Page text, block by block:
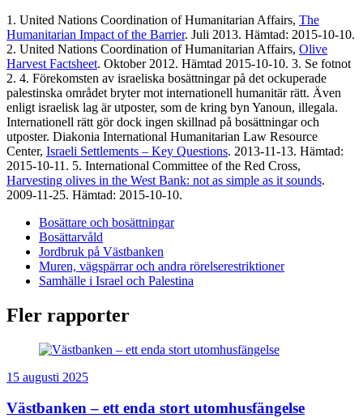
1. United Nations Coordination of Humanitarian Affairs, The
Humanitarian Impact of the Barrier. Juli 2013. Hämtad: 2015-10-10.
2. United Nations Coordination of Humanitarian Affairs, Olive
Harvest Factsheet. Oktober 2012. Hämtad 2015-10-10. 3. Se fotnot
2. 4. Förekomsten av israeliska bosättningar på det ockuperade
palestinska området bryter mot internationell humanitär rätt. Även
enligt israelisk lag är utposter, som de kring byn Yanoun, illegala.
Internationell rätt gör dock ingen skillnad på bosättningar och
utposter. Diakonia International Humanitarian Law Resource
Center, Israeli Settlements – Key Questions. 2013-11-13. Hämtad:
2015-10-11. 5. International Committee of the Red Cross,
Harvesting olives in the West Bank: not as simple as it sounds.
2009-11-25. Hämtad: 2015-10-10.
Bosättare och bosättningar
Bosättarvåld
Jordbruk på Västbanken
Muren, vägspärrar och andra rörelserestriktioner
Samhälle i Israel och Palestina
Fler rapporter
15 augusti 2025
Västbanken – ett enda stort utomhusfängelse